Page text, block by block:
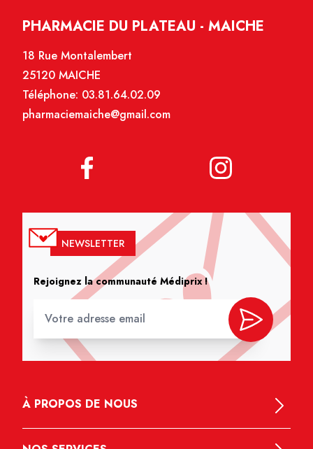
PHARMACIE DU PLATEAU - MAICHE
18 Rue Montalembert
25120 MAICHE
Téléphone: 03.81.64.02.09
pharmaciemaiche@gmail.com
NEWSLETTER
Rejoignez la communauté Médiprix !
À PROPOS DE NOUS